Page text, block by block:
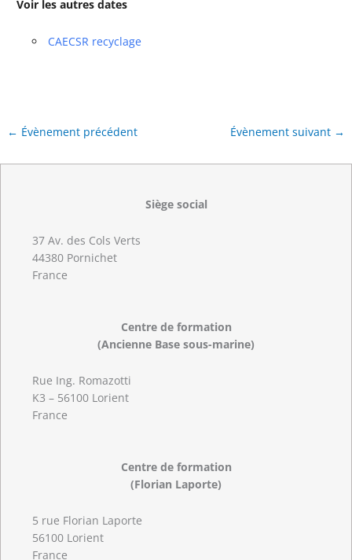
Voir les autres dates
CAECSR recyclage
← Évènement précédent Évènement suivant →
Siège social
37 Av. des Cols Verts
44380 Pornichet
France
Centre de formation
(Ancienne Base sous-marine)
Rue Ing. Romazotti
K3 – 56100 Lorient
France
Centre de formation
(Florian Laporte)
5 rue Florian Laporte
56100 Lorient
France